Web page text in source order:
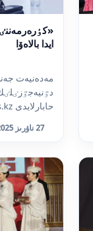
ايدا بالاەۆا
مەدەنيەت
حابارلايدى Dalanews.kz....
27 ناۋرىز 2025